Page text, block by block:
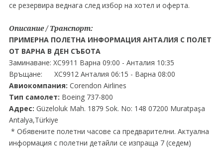
се резервира веднага след избор на хотел и оферта.
Описание / Транспорт:
ПРИМЕРНА ПОЛЕТНА ИНФОРМАЦИЯ АНТАЛИЯ С ПОЛЕТ
ОТ ВАРНА В ДЕН СЪБОТА
Заминаване: XC9911 Варна 09:00 - Анталия 10:35
Връщане: XC9912 Анталия 06:15 - Варна 08:00
Авиокомпания: Corendon Airlines
Тип самолет: Boeing 737-800
Адрес: Güzeloluk Mah. 1879 Sok. No: 148 07200 Muratpaşa
Antalya,Türkiye
* Обявените полетни часове са предварителни. Актуална
информация с полетни детайли се изпраща 7 (седем)